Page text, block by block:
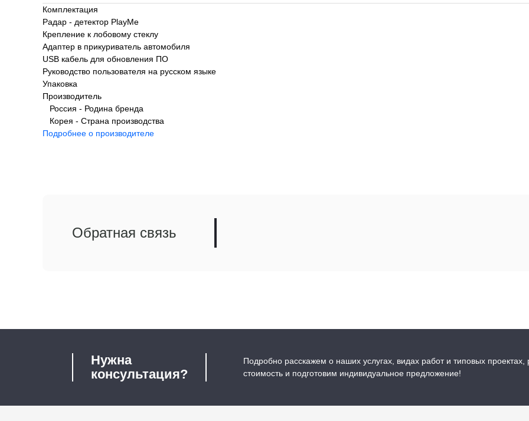
Комплектация
Радар - детектор PlayMe
Крепление к лобовому стеклу
Адаптер в прикуриватель автомобиля
USB кабель для обновления ПО
Руководство пользователя на русском языке
Упаковка
Производитель
Россия - Родина бренда
Корея - Страна производства
Подробнее о производителе
Обратная связь
Нужна
консультация?
Подробно расскажем о наших услугах, видах работ и типовых проектах,
стоимость и подготовим индивидуальное предложение!